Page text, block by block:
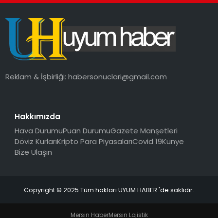
MAGAZIN
YAŞAM
Reklam & İşbirliği:habersonuclari@gmail.com
Hakkımızda
Hava DurumuPuan DurumuGazete Manşetleri
Döviz KurlarıKripto Para PiyasalarıCovid 19Künye
Bize Ulaşın
Copyright © 2025 Tüm hakları UYUM HABER 'de saklıdır.
Mersin HaberMersin Lojistik